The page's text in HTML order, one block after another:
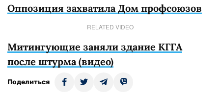
Оппозиция захватила Дом профсоюзов
RELATED VIDEO
Митингующие заняли здание КГГА
после штурма (видео)
Поделиться